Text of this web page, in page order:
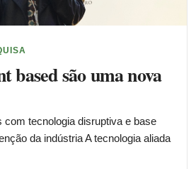
based são uma nova
com tecnologia disruptiva e base
da indústria A tecnologia aliada